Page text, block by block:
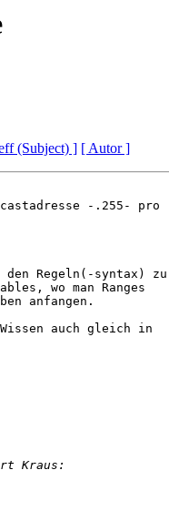
(Subject) ] [ Autor ]
-.255- pro
Regeln(-syntax) zu
wo man Ranges
anfangen.
auch gleich in